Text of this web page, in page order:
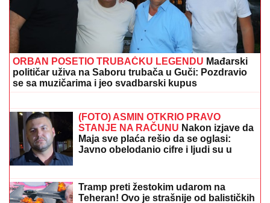
(FOTO) ANA DIVAC POKAZALA RODNI KRAJ
Emotivna objava raznežila mnoge, društvo joj pravi
Vlade - Nestvarni prizori ostavljaju bez daha:
"Povratak korenima"
ENA I PEJA PROGOVORILI O SVADBI I
ELITI 10 Otkrili detalje porodične
svađe i šta se desilo na ručku sa
venčanicu, pevaće Andreana Čekić"
VERNICI SUTRA OBELEŽAVAJU
OVAJ PRAZNIK:Evo za šta se
posebno treba pomoliti